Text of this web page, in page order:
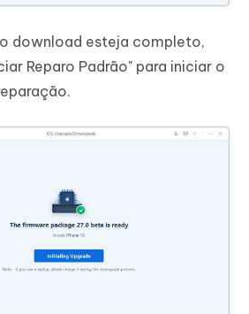
download esteja completo,
Reparo Padrão" para iniciar o